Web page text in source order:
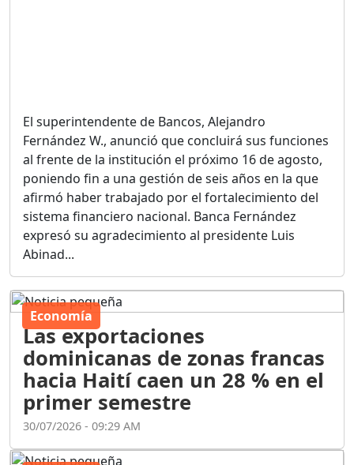
El superintendente de Bancos, Alejandro
Fernández W., anunció que concluirá sus funciones
al frente de la institución el próximo 16 de agosto,
poniendo fin a una gestión de seis años en la que
afirmó haber trabajado por el fortalecimiento del
sistema financiero nacional. Banca Fernández
expresó su agradecimiento al presidente Luis
Abinad...
Economía
Las exportaciones
dominicanas de zonas francas
hacia Haití caen un 28 % en el
primer semestre
30/07/2026 - 09:29 AM